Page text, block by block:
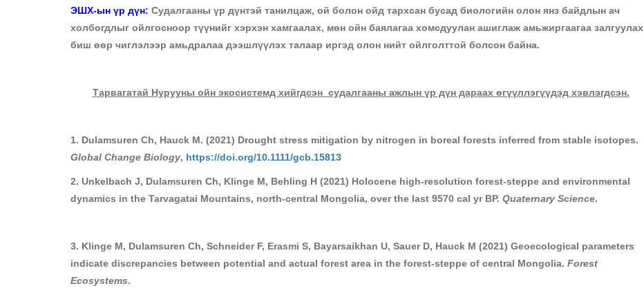
ЭШХ-ын үр дүн: Судалгааны үр дүнтэй танилцаж, ой болон ойд тархсан бусад биологийн олон янз байдлын ач
холбогдлыг ойлгосноор түүнийг хэрхэн хамгаалах, мөн ойн баялагаа хомсдуулан ашиглаж амьжиргаагаа залгуулах
биш өөр чиглэлээр амьдралаа дээшлүүлэх талаар иргэд олон нийт ойлголттой болсон байна.
Тарвагатай Нурууны ойн экосистемд хийгдсэн судалгааны ажлын үр дүн дараах өгүүллэгүүдэд хэвлэгдсэн.
1. Dulamsuren Ch, Hauck M. (2021) Drought stress mitigation by nitrogen in boreal forests inferred from stable isotopes.
Global Change Biology, https://doi.org/10.1111/gcb.15813
2. Unkelbach J, Dulamsuren Ch, Klinge M, Behling H (2021) Holocene high-resolution forest-steppe and environmental
dynamics in the Tarvagatai Mountains, north-central Mongolia, over the last 9570 cal yr BP. Quaternary Science.
3. Klinge M, Dulamsuren Ch, Schneider F, Erasmi S, Bayarsaikhan U, Sauer D, Hauck M (2021) Geoecological parameters
indicate discrepancies between potential and actual forest area in the forest-steppe of central Mongolia. Forest
Ecosystems.